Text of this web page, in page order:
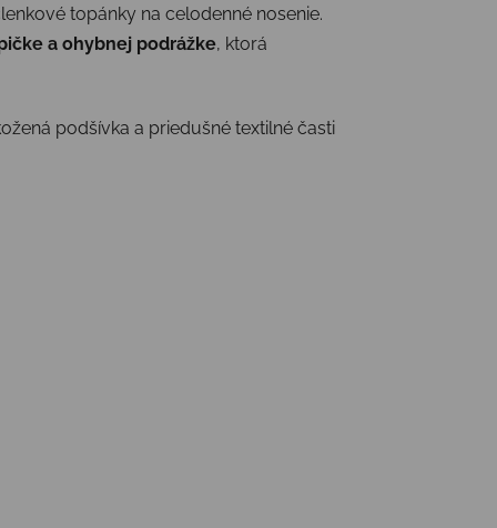
topánky na celodenné nosenie.
a ohybnej podrážke, ktorá
podšívka a priedušné textilné časti